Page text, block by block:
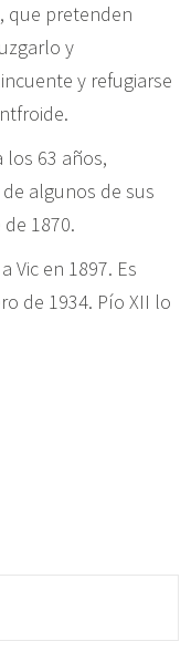
que pretenden
y
y refugiarse
los 63 años,
algunos de sus
1870.
Vic en 1897. Es
de 1934. Pío XII lo